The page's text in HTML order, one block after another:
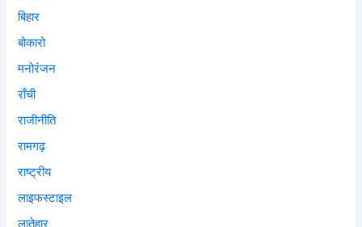
बिहार
बोकारो
मनोरंजन
राँची
राजीनीति
रामगढ़
राष्ट्रीय
लाइफस्टाइल
लातेहार